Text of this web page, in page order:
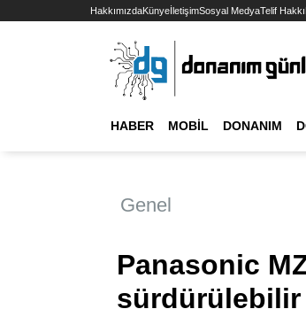
HakkımızdaKünyeİletişimSosyal MedyaTelif Hakkı
HABER MOBIL DONANIM
Genel
Panasonic